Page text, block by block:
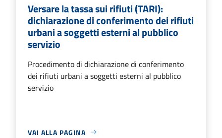
Versare la tassa sui rifiuti (TARI):
dichiarazione di conferimento dei rifiuti
urbani a soggetti esterni al pubblico
servizio
Procedimento di dichiarazione di conferimento
dei rifiuti urbani a soggetti esterni al pubblico
servizio
VAI ALLA PAGINA